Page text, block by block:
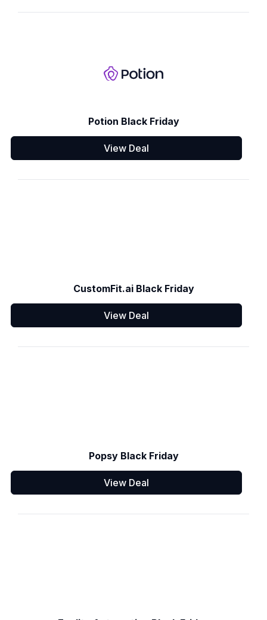
Potion Black Friday
View Deal
CustomFit.ai Black Friday
View Deal
Popsy Black Friday
View Deal